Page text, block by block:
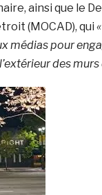
ainsi que le
(MOCAD), qui
médias pour
des murs